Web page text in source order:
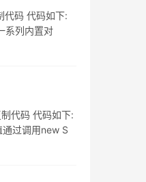
代码 代码如下:
系列内置对
代码 代码如下:
过调用new S